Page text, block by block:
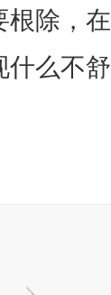
根除，在
什么不舒